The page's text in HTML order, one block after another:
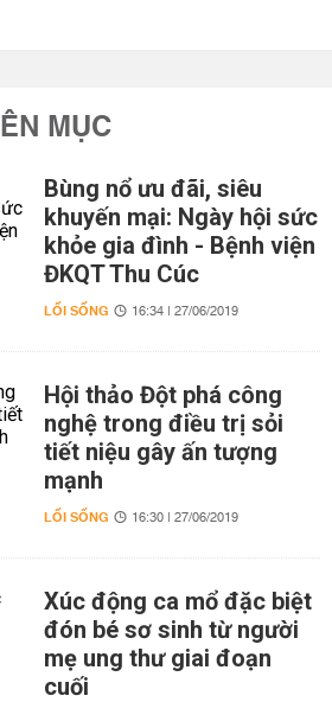
MỤC
Bùng nổ ưu đãi, siêu
khuyến mại: Ngày hội sức
khỏe gia đình - Bệnh viện
ĐKQT Thu Cúc
LỐI SỐNG 16:34 | 27/06/2019
Hội thảo Đột phá công
nghệ trong điều trị sỏi
tiết niệu gây ấn tượng
mạnh
LỐI SỐNG 16:30 | 27/06/2019
Xúc động ca mổ đặc biệt
đón bé sơ sinh từ người
mẹ ung thư giai đoạn
cuối